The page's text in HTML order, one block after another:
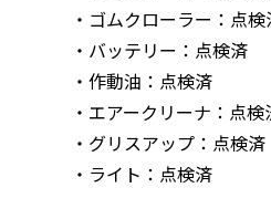
・ゴムクローラー：点検
・バッテリー：点検済
・作動油：点検済
・エアークリーナ：点検
・グリスアップ：点検済
・ライト：点検済